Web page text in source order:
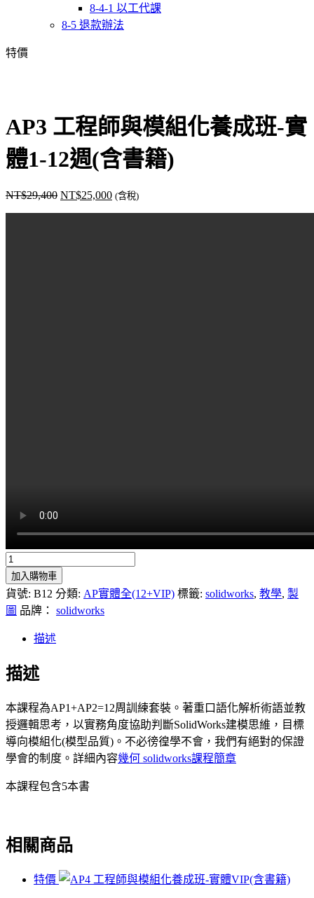
8-4-1 以工代課
8-5 退款辦法
特價
AP3 工程師與模組化養成班-實
體1-12週(含書籍)
NT$29,400 原
始
NT$25,000目
前
(含稅)
AP3
工
程
師
化
成
班-
實
體
12
書
籍)
加入購物車
貨號: B12 分類: AP實體全(12+VIP) 標籤: solidworks, 教學, 製
圖 品牌： solidworks
描述
描述
本課程為AP1+AP2=12周訓練套裝。著重口語化解析術語並教
授邏輯思考，以實務角度協助判斷SolidWorks建模思維，目標
導向模組化(模型品質)。不必徬徨學不會，我們有絕對的保證
學會的制度。詳細內容幾何 solidworks課程簡章
本課程包含5本書
相關商品
特價